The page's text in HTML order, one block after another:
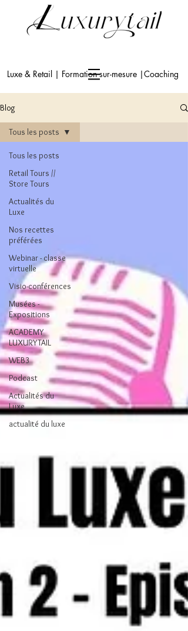
Luxe & Retail | Formation sur-mesure |Coaching
Blog
Tous les posts
Retail Tours //
Store Tours
Actualités du
Luxe
Nos recettes
préférées
Webinar - classe
virtuelle
Visio-conférences
Musées -
Expositions
ACADEMY
LUXURYTAIL
WEB3
Podcast
Actualités du
Luxe
actualité du luxe
Tous les posts